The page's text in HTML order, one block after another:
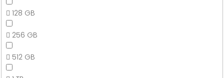
128 GB
256 GB
512 GB